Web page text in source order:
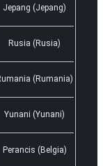
Jepang (Jepang)
Rusia (Rusia)
(Rumania)
Yunani (Yunani)
Perancis (Belgia)